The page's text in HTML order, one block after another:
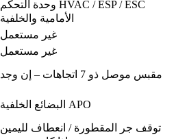
وحدة التحكم HVAC / ESP / ESC
الأمامية والخلفية
غير مستعمل
غير مستعمل
مقبس موصل ذو 7 اتجاهات – إن وجد
البضائع الخلفية APO
توقف جر المقطورة / انعطاف لليمين